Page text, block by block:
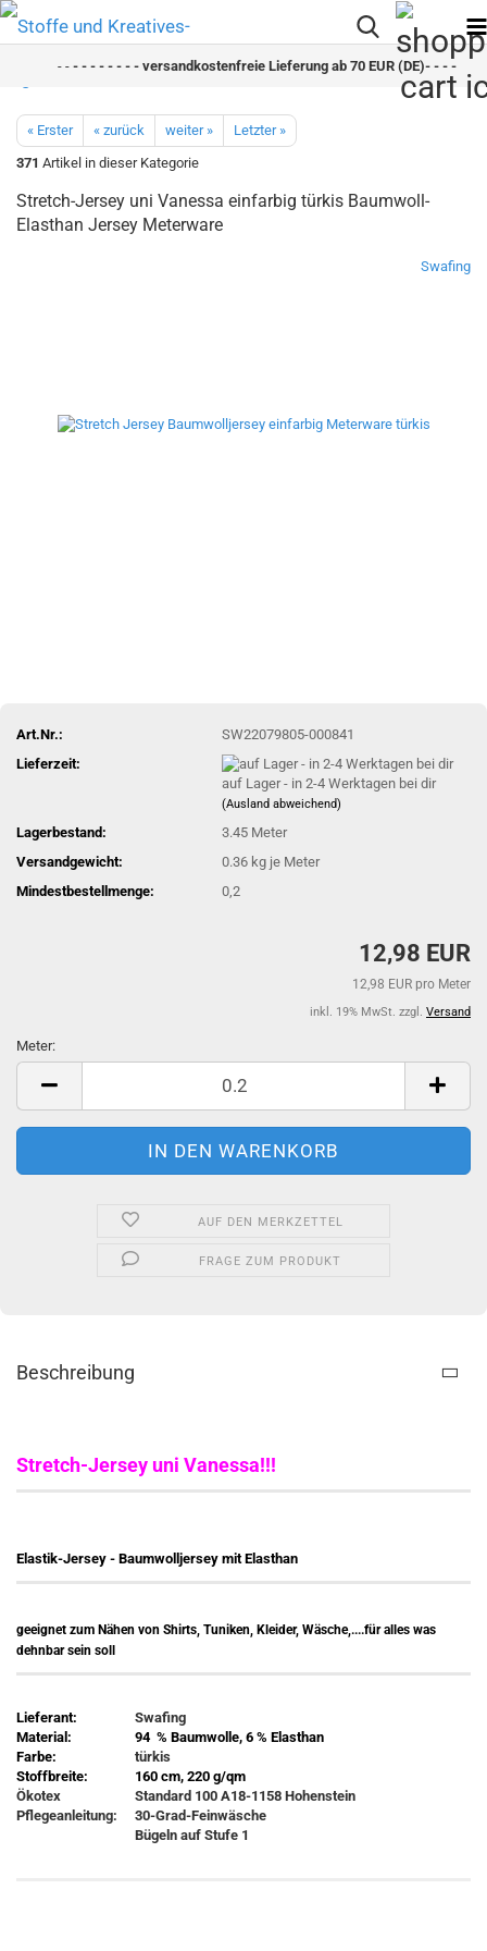
- - - - - - - - versandkostenfreie Lieferung ab 70 EUR (DE)- - - - - - -
« Erster « zurück weiter »
Letzter »
371 Artikel in dieser Kategorie
Stretch-Jersey uni Vanessa einfarbig türkis Baumwoll-
Elasthan Jersey Meterware
Swafing
Art.Nr.:
SW22079805-000841
Lieferzeit:
auf Lager - in 2-4 Werktagen bei dir
(Ausland abweichend)
Lagerbestand: 3.45 Meter
Versandgewicht:
0.36 kg je Meter
Mindestbestellmenge:
0,2
12,98 EUR
12,98 EUR pro Meter
inkl. 19% MwSt. zzgl. Versand
Meter:
Meter
AUF DEN MERKZETTEL
FRAGE ZUM PRODUKT
Beschreibung
Stretch-Jersey uni Vanessa!!!
Elastik-Jersey - Baumwolljersey mit Elasthan
geeignet zum Nähen von Shirts, Tuniken, Kleider, Wäsche,....für alles was
dehnbar sein soll
Lieferant:
Swafing
Material:
94 % Baumwolle, 6 % Elasthan
Farbe:
türkis
Stoffbreite:
160 cm, 220 g/qm
Ökotex
Standard 100 A18-1158 Hohenstein
Pflegeanleitung:
30-Grad-Feinwäsche
Bügeln auf Stufe 1